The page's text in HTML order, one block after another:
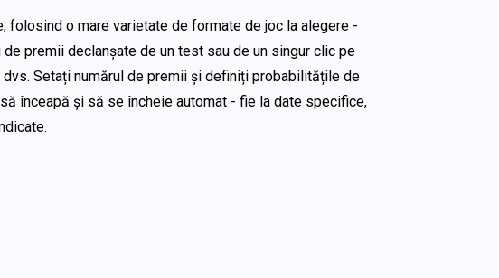
folosind o mare varietate de formate de joc la alegere -
premii declanșate de un test sau de un singur clic pe
Setați numărul de premii și definiți probabilitățile de
înceapă și să se încheie automat - fie la date specifice,